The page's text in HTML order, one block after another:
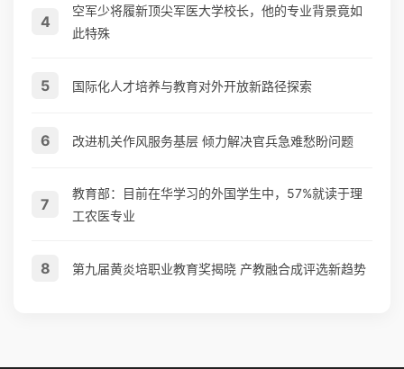
4
空军少将履新顶尖军医大学校长，他的专业背景竟如
此特殊
5 国际化人才培养与教育对外开放新路径探索
6 改进机关作风服务基层 倾力解决官兵急难愁盼问题
7
教育部：目前在华学习的外国学生中，57%就读于理
工农医专业
8 第九届黄炎培职业教育奖揭晓 产教融合成评选新趋势